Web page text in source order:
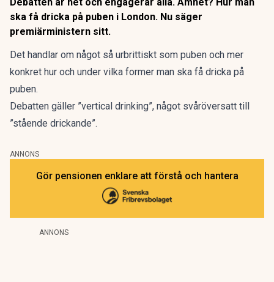
ska få dricka på puben i London. Nu säger
premiärministern sitt.
Det handlar om något så urbrittiskt som puben och mer
konkret hur och under vilka former man ska få dricka på
puben.
Debatten gäller ”vertical drinking”, något svåröversatt till
”stående drickande”.
ANNONS
Gör pensionen enklare att förstå och hantera
ANNONS